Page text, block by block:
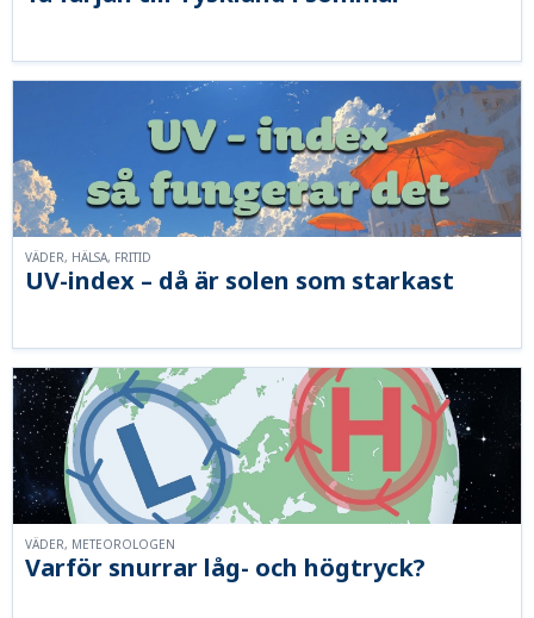
UV-index – då är solen som starkast
VÄDER, HÄLSA, FRITID
Varför snurrar låg- och högtryck?
VÄDER, METEOROLOGEN